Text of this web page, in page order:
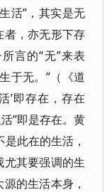
活”，其实是无
，亦无形下存
言的“无”来表
于无。”（《道
’即存在，存在
活”即是存在。黄
此在的生活，
其要强调的生
的生活本身，